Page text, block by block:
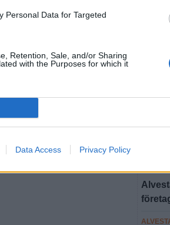
Personal Data for Targeted
Retention, Sale, and/or Sharing
with the Purposes for which it
Data Access Privacy Policy
Från
till
Nu